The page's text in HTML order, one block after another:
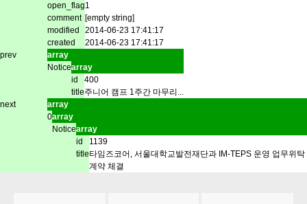
open_flag1
comment [empty string]
modified
2014-06-23 17:41:17
created
2014-06-23 17:41:17
prev
array
Noticearray
id
400
title주니어 캠프 1주간 마무리...
next
array
0array
Noticearray
id
1139
title타임즈코어, 서울대학교발전재단과 IM-TEPS 운영 업무위탁
계약 체결